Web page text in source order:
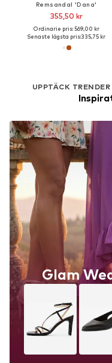
Remsandal 'Dana'
355,50 kr
Ordinarie pris: 569,00 kr
Senaste lägsta pris:335,75 kr
UPPTÄCK
Glam